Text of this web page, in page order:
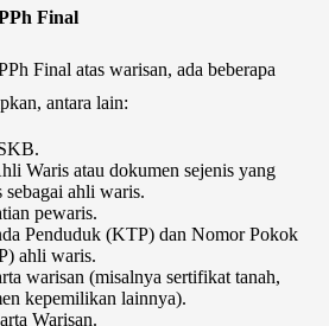
Final
Final atas warisan, ada beberapa
antara lain:
Waris atau dokumen sejenis yang
sebagai ahli waris.
pewaris.
Penduduk (KTP) dan Nomor Pokok
ahli waris.
warisan (misalnya sertifikat tanah,
kepemilikan lainnya).
Warisan.